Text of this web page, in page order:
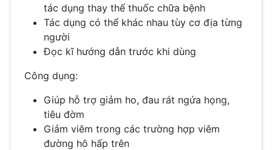
tác dụng thay thế thuốc chữa bệnh
Tác dụng có thể khác nhau tùy cơ địa từng
người
Đọc kĩ hướng dẫn trước khi dùng
Công dụng:
Giúp hỗ trợ giảm ho, đau rát ngứa họng,
tiêu đờm
Giảm viêm trong các trường hợp viêm
đường hô hấp trên